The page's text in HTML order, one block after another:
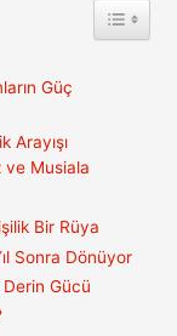
Toggle
Güç
Arayışı
ve Musiala
Bir Rüya
Sonra Dönüyor
Derin Gücü